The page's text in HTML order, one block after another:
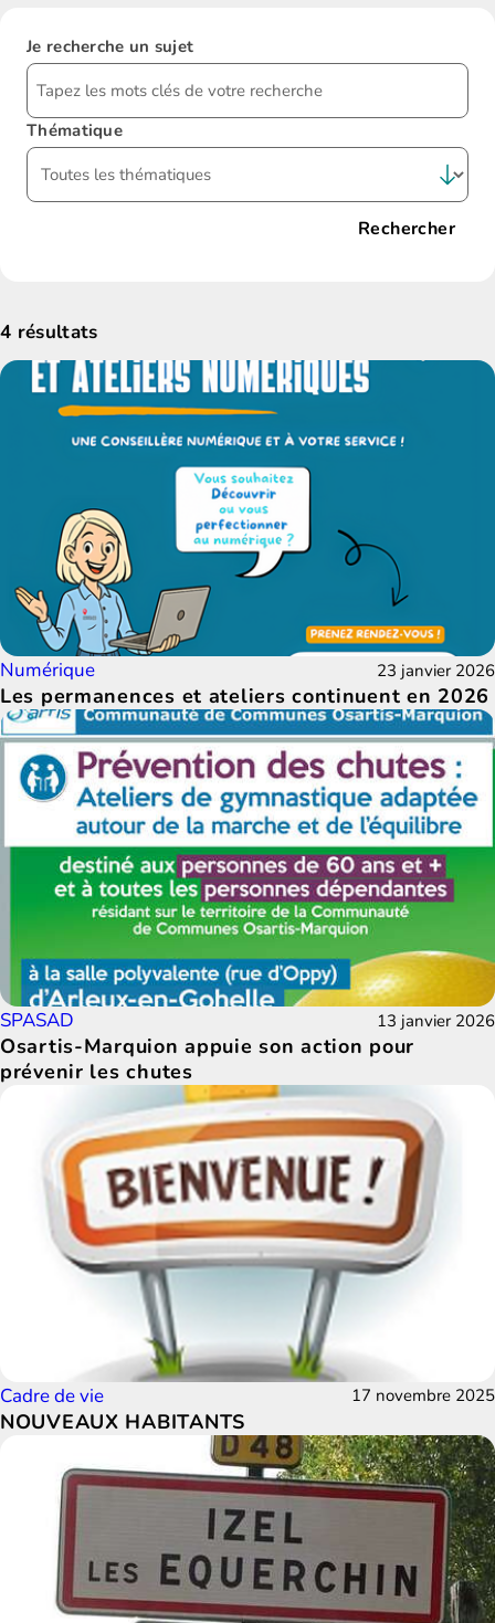
Je recherche un sujet
Thématique
Rechercher
4 résultats
Les permanences et ateliers continuent en 2026
Numérique 23 janvier 2026
Osartis-Marquion appuie son action pour
prévenir les chutes
SPASAD 13 janvier 2026
NOUVEAUX HABITANTS
Cadre de vie 17 novembre 2025